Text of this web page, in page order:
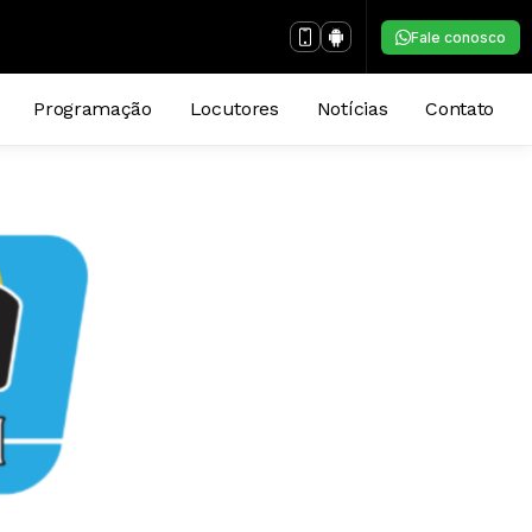
Fale conosco
Programação Locutores Notícias Contato